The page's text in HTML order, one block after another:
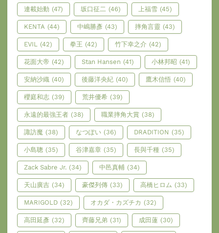
連載始動 (47) 坂口征二 (46) 上福雪 (45)
KENTA (44) 中嶋勝彥 (43) 摔角言靈 (43)
EVIL (42) 拳王 (42) 竹下幸之介 (42)
花面大帝 (42) Stan Hansen (41) 小林邦昭 (41)
安納沙織 (40) 後藤洋央紀 (40) 鷹木信悟 (40)
櫻庭和志 (39) 荒井優希 (39)
永遠的最強王者 (38) 職業摔角大賞 (38)
諏訪魔 (38) なつぽい (36) DRADITION (35)
小島聰 (35) 谷津嘉章 (35) 長與千種 (35)
Zack Sabre Jr. (34) 中邑真輔 (34)
天山廣吉 (34) 豪傑列傳 (33) 高橋ヒロム (33)
MARIGOLD (32) オカダ・カズチカ (32)
高田延彥 (32) 齊藤兄弟 (31) 成田蓮 (30)